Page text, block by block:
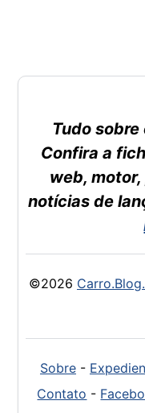
Tudo
Confira a
web,
notícias de
©2026
Sobre-
Contato -